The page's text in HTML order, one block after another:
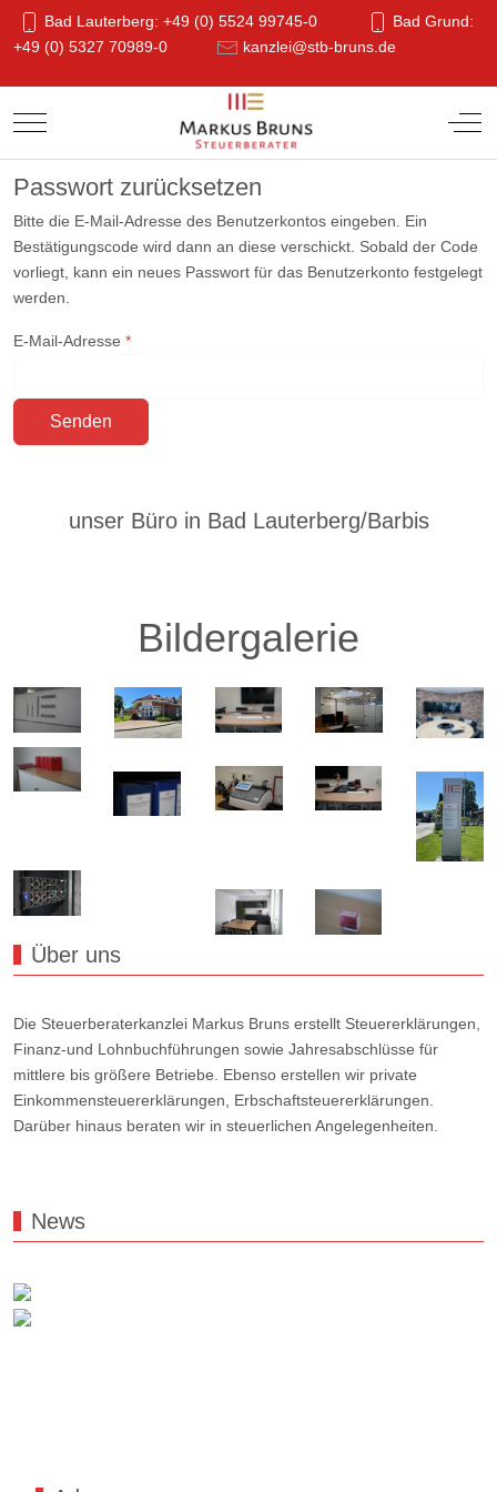
Bad Lauterberg: +49 (0) 5524 99745-0
Bad Grund:
+49 (0) 5327 70989-0
kanzlei@stb-bruns.de
Mobile Menu Toggle Off-
Passwort zurücksetzen
Bitte die E-Mail-Adresse des Benutzerkontos eingeben. Ein
Bestätigungscode wird dann an diese verschickt. Sobald der Code
vorliegt, kann ein neues Passwort für das Benutzerkonto festgelegt
werden.
E-Mail-Adresse *
Senden
unser Büro in Bad Lauterberg/Barbis
Bildergalerie
Über uns
Die Steuerberaterkanzlei Markus Bruns erstellt Steuererklärungen,
Finanz-und Lohnbuchführungen sowie Jahresabschlüsse für
mittlere bis größere Betriebe. Ebenso erstellen wir private
Einkommensteuererklärungen, Erbschaftsteuererklärungen.
Darüber hinaus beraten wir in steuerlichen Angelegenheiten.
News